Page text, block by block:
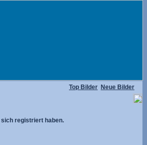
Top Bilder Neue Bilder
sich registriert haben.